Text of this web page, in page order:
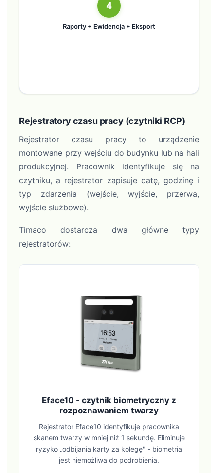
4
Raporty + Ewidencja + Eksport
Rejestratory czasu pracy (czytniki RCP)
Rejestrator czasu pracy to urządzenie
montowane przy wejściu do budynku lub na hali
produkcyjnej. Pracownik identyfikuje się na
czytniku, a rejestrator zapisuje datę, godzinę i
typ zdarzenia (wejście, wyjście, przerwa,
wyjście służbowe).
Timaco dostarcza dwa główne typy
rejestratorów:
Eface10 - czytnik biometryczny z
rozpoznawaniem twarzy
Rejestrator Eface10 identyfikuje pracownika
skanem twarzy w mniej niż 1 sekundę. Eliminuje
ryzyko „odbijania karty za kolegę" - biometria
jest niemożliwa do podrobienia.